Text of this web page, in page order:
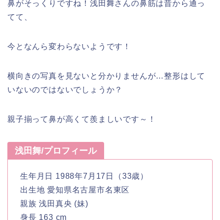
鼻がそっくりですね！浅田舞さんの鼻筋は昔から通っ
てて、
今となんら変わらないようです！
横向きの写真を見ないと分かりませんが…整形はして
いないのではないでしょうか？
親子揃って鼻が高くて羨ましいです～！
浅田舞/プロフィール
生年月日 1988年7月17日（33歳）
出生地 愛知県名古屋市名東区
親族 浅田真央 (妹)
身長 163 cm